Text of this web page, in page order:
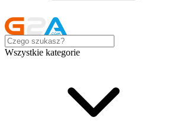
Wszystkie kategorie